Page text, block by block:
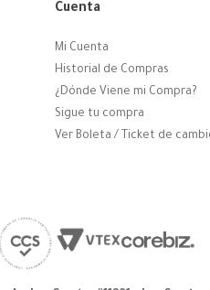
Cuenta
Mi Cuenta
Historial de Compras
¿Dónde Viene mi Compra?
Sigue tu compra
Ver Boleta / Ticket de